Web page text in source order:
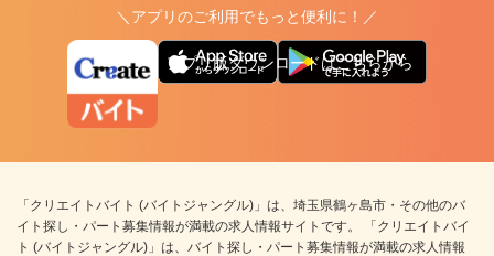
＼アプリのご利用でもっと便利に！／
アプリ版ダウンロードはこちらから
「クリエイトバイト (バイトジャングル)」は、埼玉県鶴ヶ島市・その他のバ
イト探し・パート募集情報が満載の求人情報サイトです。 「クリエイトバイ
ト (バイトジャングル)」は、バイト探し・パート募集情報が満載の求人情報